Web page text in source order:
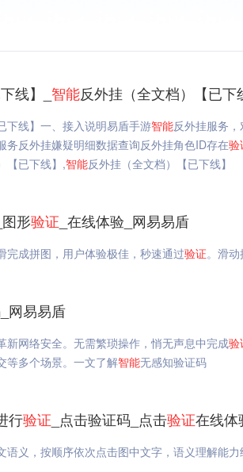
线】_ 智能反外挂（全文档）【已下
下线】一、接入说明易盾手游智能反外挂服务
反外挂嫌疑明细数据查询反外挂角色ID存在验
【已下线】,智能反外挂（全文档）【已下线】
_图形验证 _在线体验_网易易盾
完成拼图，用户体验极佳，秒速通过验证。滑
网易易盾
新网络安全。无需繁琐操作，悄无声息中完成验
等多个场景。一文了解智能无感知验证码
行验证 _点击验证码_点击验证在线体
语义，按顺序依次点击图中文字，语义理解能